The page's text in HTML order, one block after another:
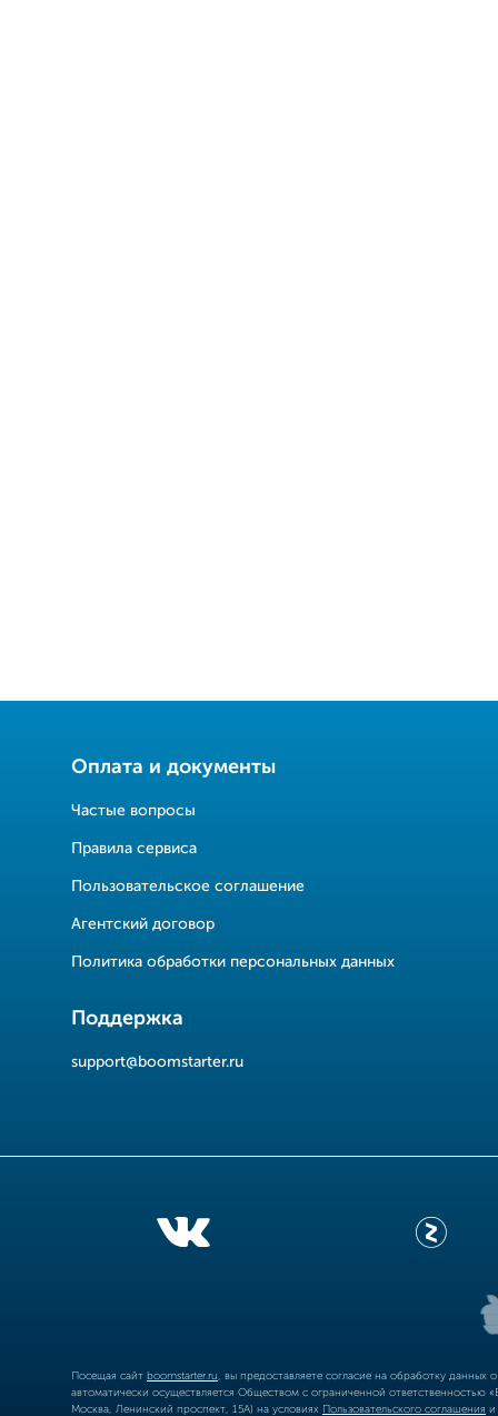
Оплата и документы
Частые вопросы
Правила сервиса
Пользовательское соглашение
Агентский договор
Политика обработки персональных данных
Поддержка
support@boomstarter.ru
Посещая сайт boomstarter.ru , вы предоставляете согласие на обработку
автоматически осуществляется Обществом с ограниченной
Москва, Ленинский проспект, 15А) на условиях Пользовательского соглашения и